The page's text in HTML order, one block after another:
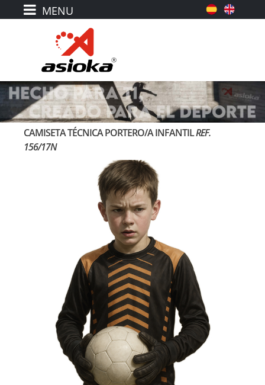
CAMISETA TÉCNICA PORTERO/A INFANTILREF.
156/17N